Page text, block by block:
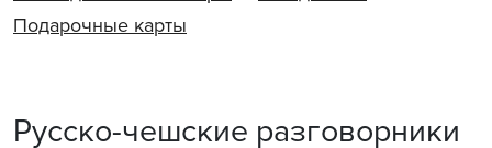
Подарочные карты
Русско-чешские разговорники